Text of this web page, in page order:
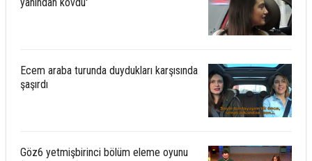
Ecem araba turunda duydukları karşısında
şaşırdı
Göz6 yetmişbirinci bölüm eleme oyunu